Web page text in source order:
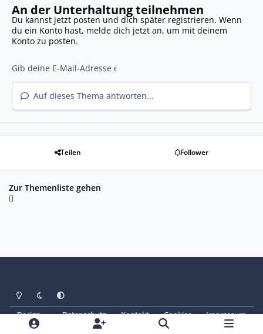
An der Unterhaltung teilnehmen
Du kannst jetzt posten und dich später registrieren. Wenn
du ein Konto hast, melde dich jetzt an, um mit deinem
Konto zu posten.
Auf dieses Thema antworten...
Teilen Follower
Zur Themenliste gehen
Heller ModusDunkler Modus
Systemeinstellung
Design Datenschutz Kontakt Cookies
Impressum
© Copyright 2025 - SAABoteure e. V.
Powered by Invision Community